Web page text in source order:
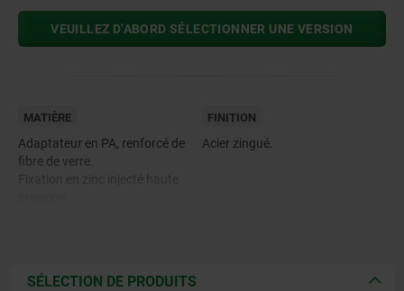
VEUILLEZ D’ABORD SÉLECTIONNER UNE VERSION
MATIÈRE
Adaptateur en PA, renforcé de
fibre de verre.
FINITION
Acier zingué.
SÉLECTION DE PRODUITS